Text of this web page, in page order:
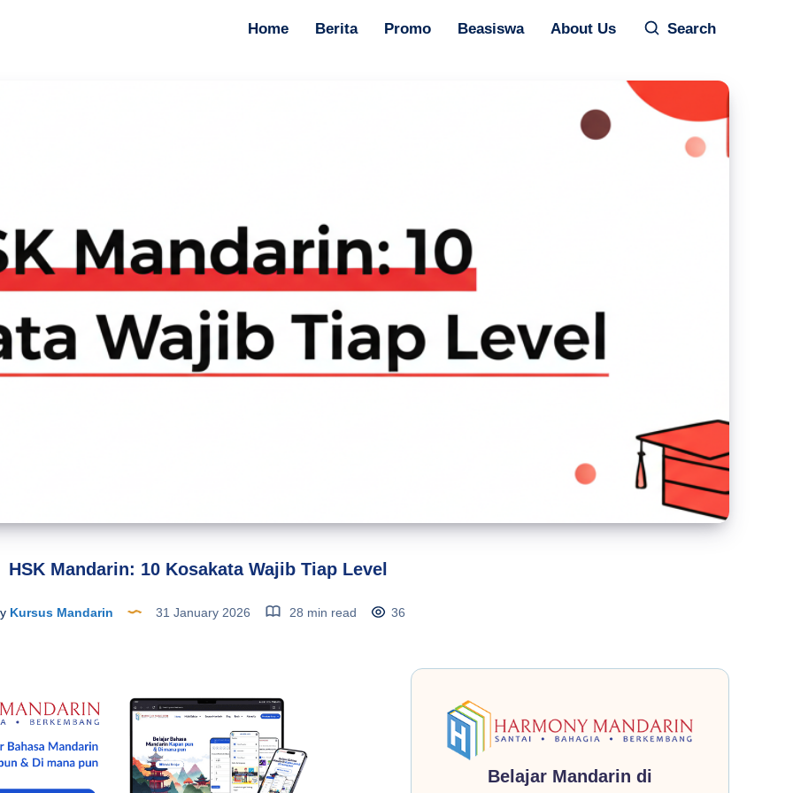
Home Berita Promo Beasiswa About Us Search
HSK Mandarin: 10 Kosakata Wajib Tiap Level
Kursus Mandarin 31 January 2026 28 min read 36
Belajar Mandarin di